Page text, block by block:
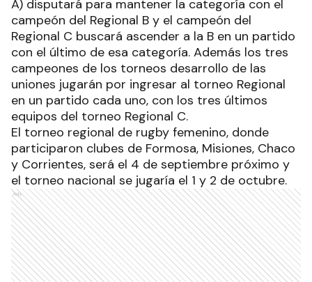
A) disputará para mantener la categoría con el
campeón del Regional B y el campeón del
Regional C buscará ascender a la B en un partido
con el último de esa categoría. Además los tres
campeones de los torneos desarrollo de las
uniones jugarán por ingresar al torneo Regional
en un partido cada uno, con los tres últimos
equipos del torneo Regional C.
El torneo regional de rugby femenino, donde
participaron clubes de Formosa, Misiones, Chaco
y Corrientes, será el 4 de septiembre próximo y
el torneo nacional se jugaría el 1 y 2 de octubre.
Ads